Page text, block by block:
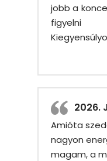
jobb a
2026.
Amióta
nagyon
magam, a